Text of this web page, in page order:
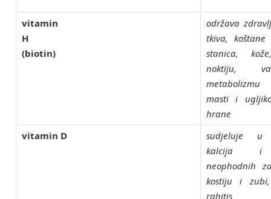
vitamin
H
(biotin)
održava
tkiva,
stanica,
noktiju,
masti i
hrane
vitamin D
sudjeluje u
kalcija i
neophodnih
kostiju i zubi,
rahitis